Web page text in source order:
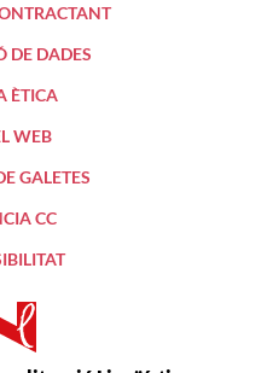
DE DADES
ÈTICA
WEB
GALETES
CC